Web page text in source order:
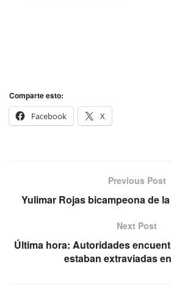
Comparte esto:
Facebook
X
Previous Post
Yulimar Rojas bicampeona de
Next Post
Última hora: Autoridades
estaban extraviadas